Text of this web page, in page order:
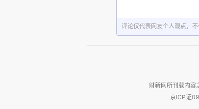
中兴的罚单不是中国企业
部审计监督，最大限度降低
评论仅代表网友个人观点，
财新网所刊载内容
京ICP证